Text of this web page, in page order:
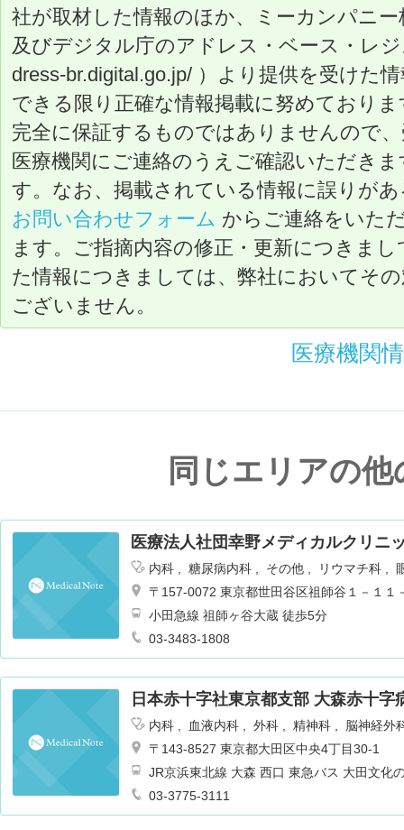
社が取材した情報のほか、ミーカンパニ
及びデジタル庁のアドレス・ベース・レ
dress-br.digital.go.jp/ ）より提供を受けた
できる限り正確な情報掲載に努めており
完全に保証するものではありませんので
医療機関にご連絡のうえご確認いただき
す。なお、掲載されている情報に誤りが
お問い合わせフォーム からご連絡をいた
ます。ご指摘内容の修正・更新につきま
た情報につきましては、弊社においてそ
ございません。
医療機関
同じエリアの他
医療法人社団幸野メディカルクリニ
内科 糖尿病内科 その他 リウマチ科
〒157-0072 東京都世田谷区祖師谷１－１１
小田急線 祖師ヶ谷大蔵 徒歩5分
03-3483-1808
日本赤十字社東京都支部 大森赤十字
内科 血液内科 外科 精神科
脳神経外
小児科
整形外科 皮膚科 泌尿器科
ーション科
放射線科 麻酔科
呼吸器内
科
糖尿病内科 内分泌内科 脳神経内科
〒143-8527 東京都大田区中央4丁目30-1
JR京浜東北線 大森 西口 東急バス 大田文化
03-3775-3111